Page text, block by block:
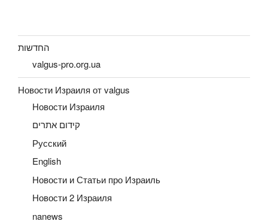
החדשות
valgus-pro.org.ua
Новости Израиля от valgus
Новости Израиля
קידום אתרים
Русский
English
Новости и Статьи про Израиль
Новости 2 Израиля
nanews